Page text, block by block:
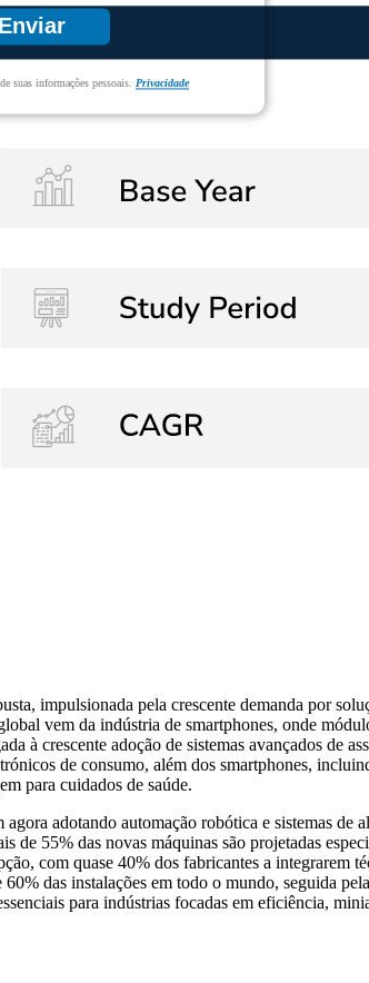
Enviar
suas informações pessoais. Privacidade
impulsionada pela crescente demanda por
vem da indústria de smartphones, onde
à crescente adoção de sistemas avançados de
de consumo, além dos smartphones,
para cuidados de saúde.
adotando automação robótica e sistemas
55% das novas máquinas são projetadas
com quase 40% dos fabricantes a integrarem
das instalações em todo o mundo, seguida
para indústrias focadas em eficiência,